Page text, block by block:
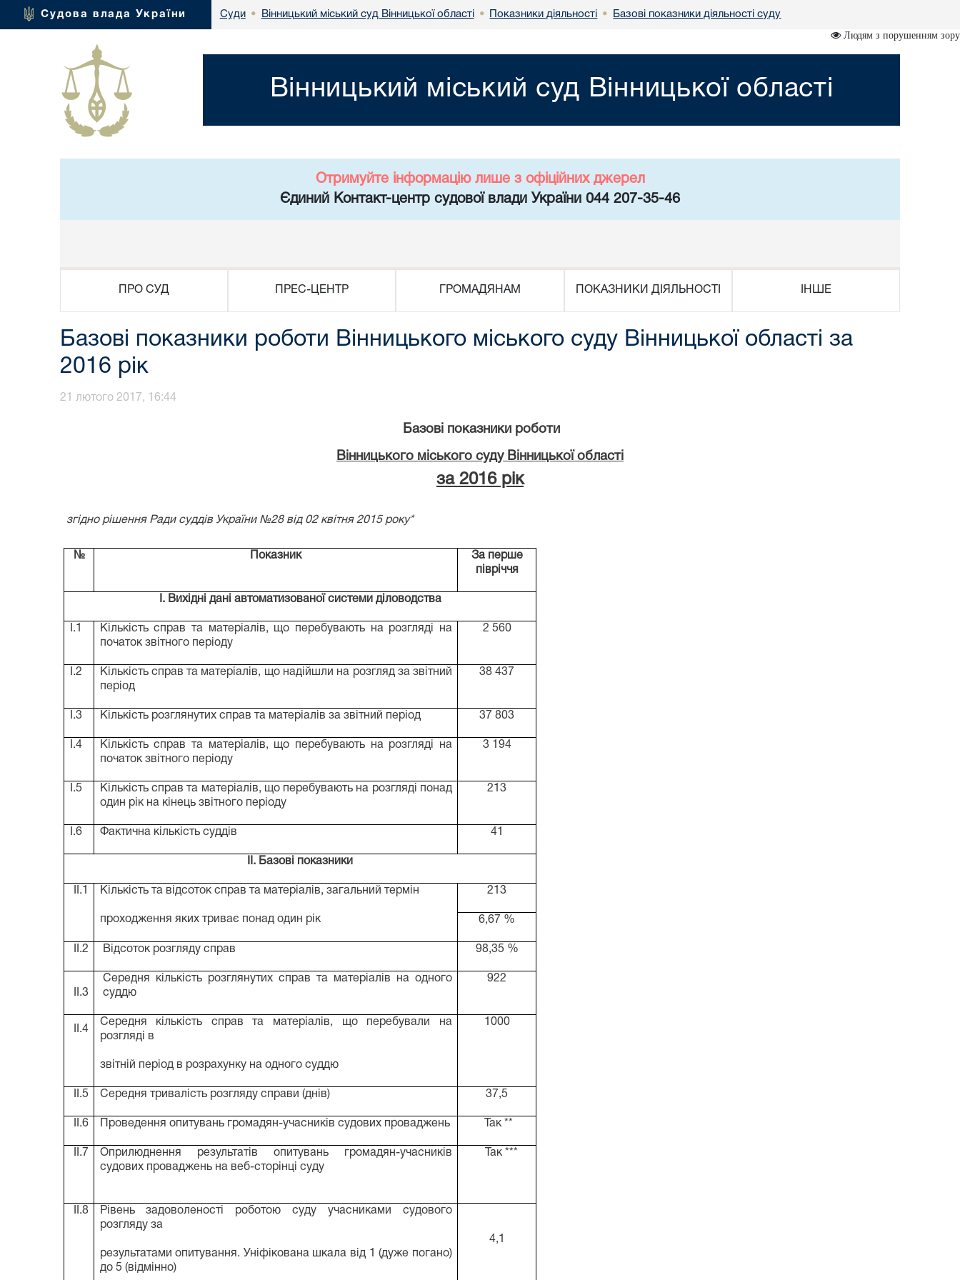
Судова влада України Суди • Вінницький міський суд Вінницької області • Показники діяльності • Базові показники діяльності суду
Людям з порушенням зору
Вінницький міський суд Вінницької області
Отримуйте інформацію лише з офіційних джерел
Єдиний Контакт-центр судової влади України 044 207-35-46
ПРО СУД ПРЕС-ЦЕНТР ГРОМАДЯНАМ ПОКАЗНИКИ ДІЯЛЬНОСТІ ІНШЕ
Базові показники роботи Вінницького міського суду Вінницької області за
2016 рік
21 лютого 2017, 16:44
Базові показники роботи
Вінницького міського суду Вінницької області
за 2016 рік
згідно рішення Ради суддів України №28 від 02 квітня 2015 року*
№ Показник
За перше
півріччя
I. Вихідні дані автоматизованої системи діловодства
I.1
Кількість справ та матеріалів, що перебувають на розгляді на
початок звітного періоду
2 560
I.2
Кількість справ та матеріалів, що надійшли на розгляд за звітний
період
38 437
I.3 Кількість розглянутих справ та матеріалів за звітний період 37 803
I.4
Кількість справ та матеріалів, що перебувають на розгляді на
початок звітного періоду
3 194
I.5
Кількість справ та матеріалів, що перебувають на розгляді понад
один рік на кінець звітного періоду
213
I.6 Фактична кількість суддів 41
II. Базові показники
II.1 Кількість та відсоток справ та матеріалів, загальний термін
проходження яких триває понад один рік
213
6,67 %
II.2 Відсоток розгляду справ 98,35 %
II.3
Середня кількість розглянутих справ та матеріалів на одного
суддю
922
II.4
Середня кількість справ та матеріалів, що перебували на
розгляді в
звітній період в розрахунку на одного суддю
1000
II.5 Середня тривалість розгляду справи (днів) 37,5
II.6 Проведення опитувань громадян-учасників судових проваджень Так **
II.7
Оприлюднення результатів опитувань громадян-учасників
судових проваджень на веб-сторінці суду
Так ***
II.8
Рівень задоволеності роботою суду учасниками судового
розгляду за
результатами опитування. Уніфікована шкала від 1 (дуже погано)
до 5 (відмінно)
4,1